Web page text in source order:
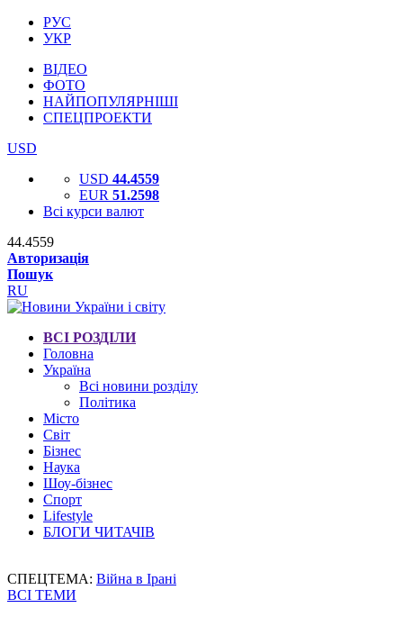
РУС
УКР
ВІДЕО
ФОТО
НАЙПОПУЛЯРНІШІ
СПЕЦПРОЕКТИ
USD
USD 44.4559
EUR 51.2598
Всі курси валют
44.4559
Авторизація
Пошук
RU
ВСІ РОЗДІЛИ
Головна
Україна
Всі новини розділу
Політика
Місто
Світ
Бізнес
Наука
Шоу-бізнес
Спорт
Lifestyle
БЛОГИ ЧИТАЧІВ
СПЕЦТЕМА: Війна в Ірані
ВСІ ТЕМИ